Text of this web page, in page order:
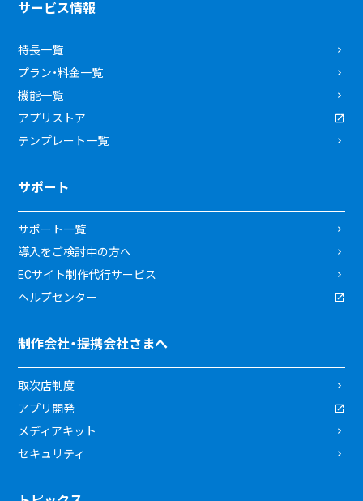
サービス情報
特長一覧
プラン・料金一覧
機能一覧
アプリストア
テンプレート一覧
サポート
サポート一覧
導入をご検討中の方へ
ECサイト制作代行サービス
ヘルプセンター
制作会社・提携会社さまへ
取次店制度
アプリ開発
メディアキット
セキュリティ